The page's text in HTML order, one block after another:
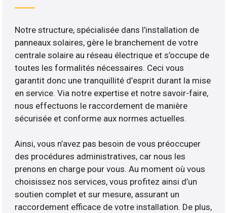
Notre structure, spécialisée dans l’installation de
panneaux solaires, gère le branchement de votre
centrale solaire au réseau électrique et s’occupe de
toutes les formalités nécessaires. Ceci vous
garantit donc une tranquillité d’esprit durant la mise
en service. Via notre expertise et notre savoir-faire,
nous effectuons le raccordement de manière
sécurisée et conforme aux normes actuelles.
Ainsi, vous n’avez pas besoin de vous préoccuper
des procédures administratives, car nous les
prenons en charge pour vous. Au moment où vous
choisissez nos services, vous profitez ainsi d’un
soutien complet et sur mesure, assurant un
raccordement efficace de votre installation. De plus,